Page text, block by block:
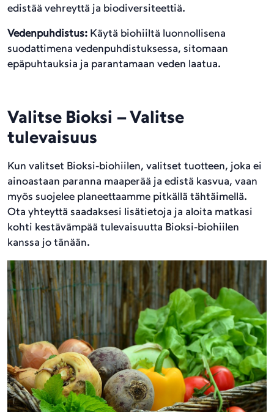
edistää vehreyttä ja biodiversiteettiä.
Vedenpuhdistus: Käytä biohiiltä luonnollisena
suodattimena vedenpuhdistuksessa, sitomaan
epäpuhtauksia ja parantamaan veden laatua.
Valitse Bioksi – Valitse
tulevaisuus
Kun valitset Bioksi-biohiilen, valitset tuotteen, joka ei
ainoastaan paranna maaperää ja edistä kasvua, vaan
myös suojelee planeettaamme pitkällä tähtäimellä.
Ota yhteyttä saadaksesi lisätietoja ja aloita matkasi
kohti kestävämpää tulevaisuutta Bioksi-biohiilen
kanssa jo tänään.